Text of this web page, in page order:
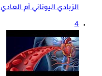
الزبادي اليوناني أم
4